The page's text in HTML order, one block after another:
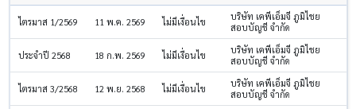
ไตรมาส 1/2569 11 พ.ค. 2569 ไม่มีเงื่อนไข
บริษัท เคพีเอ็มจี ภูมิไชย
สอบบัญชี จำกัด
ประจำปี 2568 18 ก.พ. 2569 ไม่มีเงื่อนไข
บริษัท เคพีเอ็มจี ภูมิไชย
สอบบัญชี จำกัด
ไตรมาส 3/2568 12 พ.ย. 2568 ไม่มีเงื่อนไข
บริษัท เคพีเอ็มจี ภูมิไชย
สอบบัญชี จำกัด